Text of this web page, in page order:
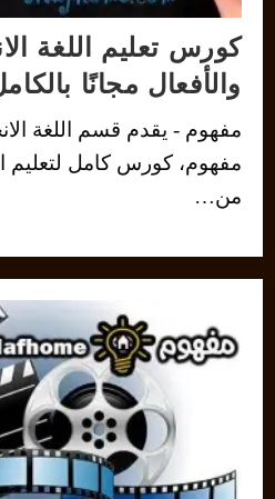
كورس تعليم اللغة
والأفعال مجانًا
مفهوم - يقدم قسم اللغة
مفهوم، كورس كامل لتعليم
من…